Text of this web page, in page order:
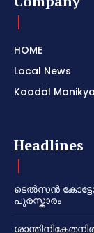
HOME
Local News
Koodal
Headlines
ടെൽസൻ
പുരസ്കാരം